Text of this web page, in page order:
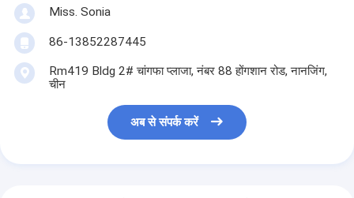
Miss. Sonia
86-13852287445
Rm419 Bldg 2# चांगफा प्लाजा, नंबर 88 होंगशान रोड, नानजिंग,
चीन
अब से संपर्क करें